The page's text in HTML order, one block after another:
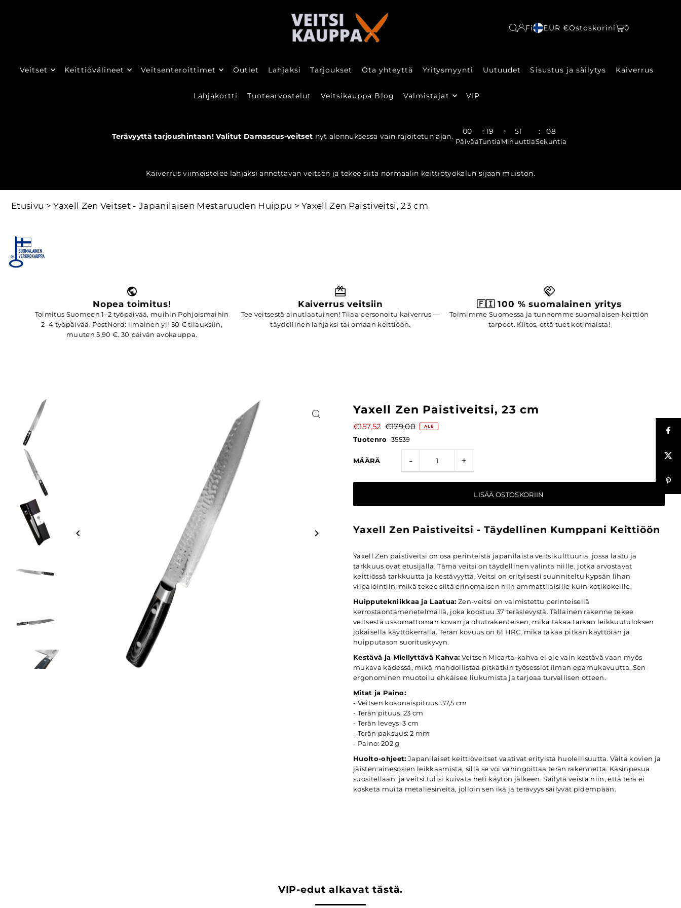
Veitset Keittiövälineet Veitsenteroittimet Outlet Lahjaksi Tarjoukset Ota yhteyttä Yritysmyynti Uutuudet Sisustus ja säilytys Kaiverrus
Lahjakortti Tuotearvostelut Veitsikauppa Blog Valmistajat VIP
Fi EUR €Ostoskorini 0
Terävyyttä tarjoushintaan! Valitut Damascus-veitset nyt alennuksessa vain rajoitetun ajan.
00
Päivää
: 19
Tuntia
: 51
Minuuttia
: 08
Sekuntia
Kaiverrus viimeistelee lahjaksi annettavan veitsen ja tekee siitä normaalin keittiötyökalun sijaan muiston.
Etusivu > Yaxell Zen Veitset - Japanilaisen Mestaruuden Huippu > Yaxell Zen Paistiveitsi, 23 cm
Nopea toimitus!
Toimitus Suomeen 1–2 työpäivää, muihin Pohjoismaihin
2–4 työpäivää. PostNord: ilmainen yli 50 € tilauksiin,
muuten 5,90 €. 30 päivän avokauppa.
Kaiverrus veitsiin
Tee veitsestä ainutlaatuinen! Tilaa personoitu kaiverrus —
täydellinen lahjaksi tai omaan keittiöön.
🇫🇮 100 % suomalainen yritys
Toimimme Suomessa ja tunnemme suomalaisen keittiön
tarpeet. Kiitos, että tuet kotimaista!
Yaxell Zen Paistiveitsi, 23 cm
€157,52 €179,00 ALE
Tuotenro 35539
MÄÄRÄ - +
Yaxell Zen Paistiveitsi - Täydellinen Kumppani Keittiöön
Yaxell Zen paistiveitsi on osa perinteistä japanilaista veitsikulttuuria, jossa laatu ja
tarkkuus ovat etusijalla. Tämä veitsi on täydellinen valinta niille, jotka arvostavat
keittiössä tarkkuutta ja kestävyyttä. Veitsi on erityisesti suunniteltu kypsän lihan
viipalointiin, mikä tekee siitä erinomaisen niin ammattilaisille kuin kotikokeille.
Huipputekniikkaa ja Laatua: Zen-veitsi on valmistettu perinteisellä
kerrostaontamenetelmällä, joka koostuu 37 teräslevystä. Tällainen rakenne tekee
veitsestä uskomattoman kovan ja ohutrakenteisen, mikä takaa tarkan leikkuutuloksen
jokaisella käyttökerralla. Terän kovuus on 61 HRC, mikä takaa pitkän käyttöiän ja
huipputason suorituskyvyn.
Kestävä ja Miellyttävä Kahva: Veitsen Micarta-kahva ei ole vain kestävä vaan myös
mukava kädessä, mikä mahdollistaa pitkätkin työsessiot ilman epämukavuutta. Sen
ergonominen muotoilu ehkäisee liukumista ja tarjoaa turvallisen otteen.
Mitat ja Paino:
- Veitsen kokonaispituus: 37,5 cm
- Terän pituus: 23 cm
- Terän leveys: 3 cm
- Terän paksuus: 2 mm
- Paino: 202 g
Huolto-ohjeet: Japanilaiset keittiöveitset vaativat erityistä huolellisuutta. Vältä kovien ja
jäisten ainesosien leikkaamista, sillä se voi vahingoittaa terän rakennetta. Käsinpesua
suositellaan, ja veitsi tulisi kuivata heti käytön jälkeen. Säilytä veistä niin, että terä ei
kosketa muita metaliesineitä, jolloin sen ikä ja terävyys säilyvät pidempään.
VIP-edut alkavat tästä.